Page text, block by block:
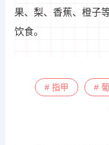
果、梨、香蕉、橙子
饮食。
# 指甲 #